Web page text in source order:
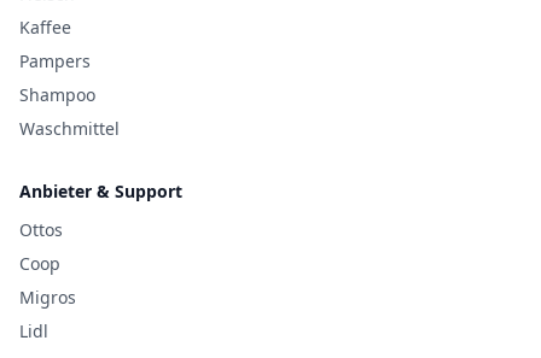
Kaffee
Pampers
Shampoo
Waschmittel
Anbieter & Support
Ottos
Coop
Migros
Lidl